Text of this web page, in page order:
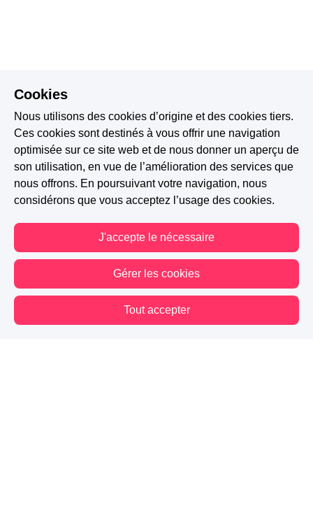
Cookies
Nous utilisons des cookies d’origine et des cookies tiers.
Ces cookies sont destinés à vous offrir une navigation
optimisée sur ce site web et de nous donner un aperçu de
son utilisation, en vue de l’amélioration des services que
nous offrons. En poursuivant votre navigation, nous
considérons que vous acceptez l’usage des cookies.
J'accepte le nécessaire
Gérer les cookies
Tout accepter